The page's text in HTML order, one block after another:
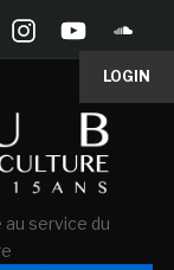
LOGIN
service du